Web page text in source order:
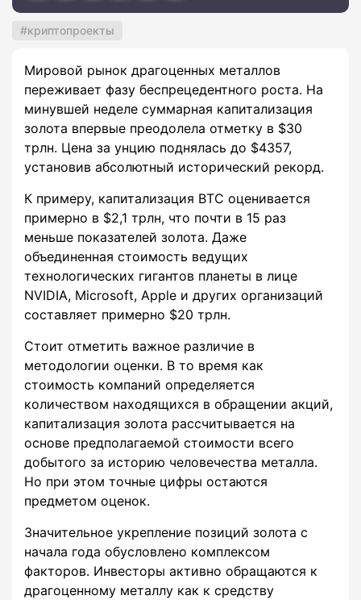
криптопроекты
Мировой рынок драгоценных металлов
переживает фазу беспрецедентного роста. На
минувшей неделе суммарная капитализация
золота впервые преодолела отметку в $30
трлн. Цена за унцию поднялась до $4357,
установив абсолютный исторический рекорд.
К примеру, капитализация BTC оценивается
примерно в $2,1 трлн, что почти в 15 раз
меньше показателей золота. Даже
объединенная стоимость ведущих
технологических гигантов планеты в лице
NVIDIA, Microsoft, Apple и других организаций
составляет примерно $20 трлн.
Стоит отметить важное различие в
методологии оценки. В то время как
стоимость компаний определяется
количеством находящихся в обращении акций,
капитализация золота рассчитывается на
основе предполагаемой стоимости всего
добытого за историю человечества металла.
Но при этом точные цифры остаются
предметом оценок.
Значительное укрепление позиций золота с
начала года обусловлено комплексом
факторов. Инвесторы активно обращаются к
драгоценному металлу как к средству